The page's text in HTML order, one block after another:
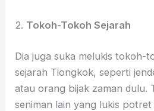
2. Tokoh-Tokoh Sejarah
Dia juga suka melukis tokoh-
sejarah Tiongkok, seperti
atau orang bijak zaman dulu.
seniman lain yang lukis